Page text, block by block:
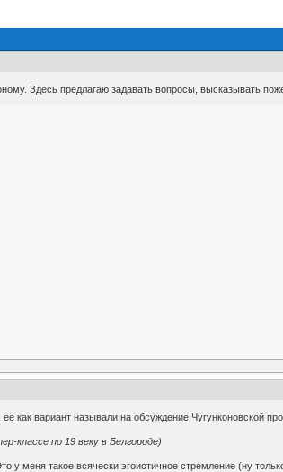
Здесь предлагаю задавать вопросы, высказывать
как вариант называли на обсуждение Чугунконовской
классе по 19 веку в Белгороде)
у меня такое всячески эгоистичное стремление (ну